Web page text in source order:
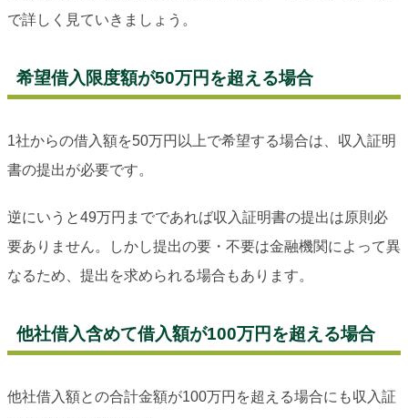
で詳しく見ていきましょう。
希望借入限度額が50万円を超える場合
1社からの借入額を50万円以上で希望する場合は、収入証明
書の提出が必要です。
逆にいうと49万円までであれば収入証明書の提出は原則必
要ありません。しかし提出の要・不要は金融機関によって異
なるため、提出を求められる場合もあります。
他社借入含めて借入額が100万円を超える場合
他社借入額との合計金額が100万円を超える場合にも収入証